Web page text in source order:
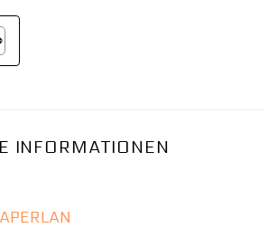
INFORMATIONEN